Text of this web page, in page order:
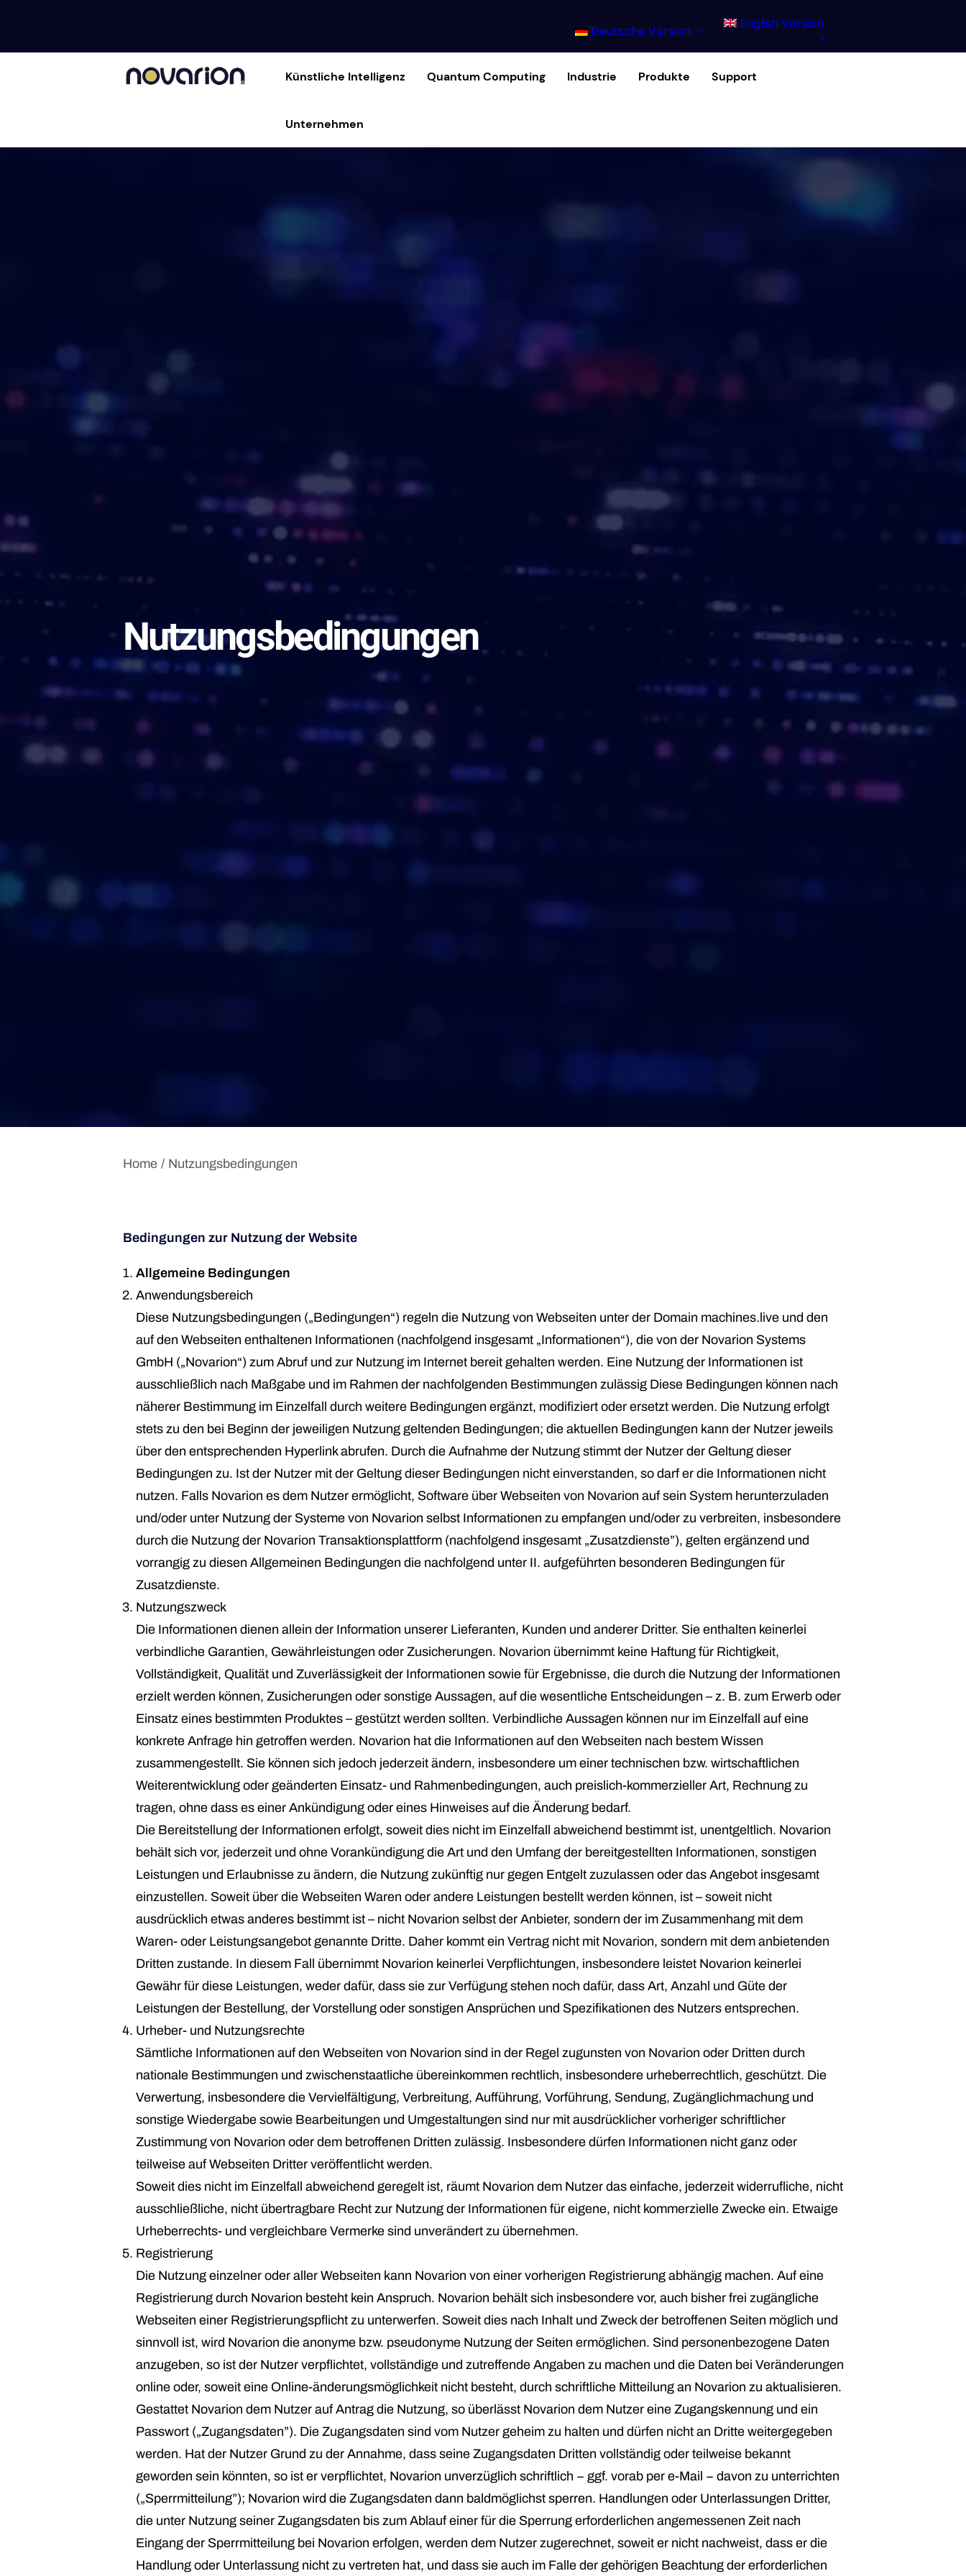
Deutsche Version English Version
Künstliche Intelligenz Quantum Computing Industrie Produkte Support
Unternehmen
Nutzungsbedingungen
Home Nutzungsbedingungen
Bedingungen zur Nutzung der Website
Allgemeine Bedingungen
Anwendungsbereich
Diese Nutzungsbedingungen („Bedingungen“) regeln die Nutzung von Webseiten unter der Domain machines.live und den
auf den Webseiten enthaltenen Informationen (nachfolgend insgesamt „Informationen“), die von der Novarion Systems
GmbH („Novarion“) zum Abruf und zur Nutzung im Internet bereit gehalten werden. Eine Nutzung der Informationen ist
ausschließlich nach Maßgabe und im Rahmen der nachfolgenden Bestimmungen zulässig Diese Bedingungen können nach
näherer Bestimmung im Einzelfall durch weitere Bedingungen ergänzt, modifiziert oder ersetzt werden. Die Nutzung erfolgt
stets zu den bei Beginn der jeweiligen Nutzung geltenden Bedingungen; die aktuellen Bedingungen kann der Nutzer jeweils
über den entsprechenden Hyperlink abrufen. Durch die Aufnahme der Nutzung stimmt der Nutzer der Geltung dieser
Bedingungen zu. Ist der Nutzer mit der Geltung dieser Bedingungen nicht einverstanden, so darf er die Informationen nicht
nutzen. Falls Novarion es dem Nutzer ermöglicht, Software über Webseiten von Novarion auf sein System herunterzuladen
und/oder unter Nutzung der Systeme von Novarion selbst Informationen zu empfangen und/oder zu verbreiten, insbesondere
durch die Nutzung der Novarion Transaktionsplattform (nachfolgend insgesamt „Zusatzdienste”), gelten ergänzend und
vorrangig zu diesen Allgemeinen Bedingungen die nachfolgend unter II. aufgeführten besonderen Bedingungen für
Zusatzdienste.
Nutzungszweck
Die Informationen dienen allein der Information unserer Lieferanten, Kunden und anderer Dritter. Sie enthalten keinerlei
verbindliche Garantien, Gewährleistungen oder Zusicherungen. Novarion übernimmt keine Haftung für Richtigkeit,
Vollständigkeit, Qualität und Zuverlässigkeit der Informationen sowie für Ergebnisse, die durch die Nutzung der Informationen
erzielt werden können, Zusicherungen oder sonstige Aussagen, auf die wesentliche Entscheidungen – z. B. zum Erwerb oder
Einsatz eines bestimmten Produktes – gestützt werden sollten. Verbindliche Aussagen können nur im Einzelfall auf eine
konkrete Anfrage hin getroffen werden. Novarion hat die Informationen auf den Webseiten nach bestem Wissen
zusammengestellt. Sie können sich jedoch jederzeit ändern, insbesondere um einer technischen bzw. wirtschaftlichen
Weiterentwicklung oder geänderten Einsatz- und Rahmenbedingungen, auch preislich-kommerzieller Art, Rechnung zu
tragen, ohne dass es einer Ankündigung oder eines Hinweises auf die Änderung bedarf.
Die Bereitstellung der Informationen erfolgt, soweit dies nicht im Einzelfall abweichend bestimmt ist, unentgeltlich. Novarion
behält sich vor, jederzeit und ohne Vorankündigung die Art und den Umfang der bereitgestellten Informationen, sonstigen
Leistungen und Erlaubnisse zu ändern, die Nutzung zukünftig nur gegen Entgelt zuzulassen oder das Angebot insgesamt
einzustellen. Soweit über die Webseiten Waren oder andere Leistungen bestellt werden können, ist – soweit nicht
ausdrücklich etwas anderes bestimmt ist – nicht Novarion selbst der Anbieter, sondern der im Zusammenhang mit dem
Waren- oder Leistungsangebot genannte Dritte. Daher kommt ein Vertrag nicht mit Novarion, sondern mit dem anbietenden
Dritten zustande. In diesem Fall übernimmt Novarion keinerlei Verpflichtungen, insbesondere leistet Novarion keinerlei
Gewähr für diese Leistungen, weder dafür, dass sie zur Verfügung stehen noch dafür, dass Art, Anzahl und Güte der
Leistungen der Bestellung, der Vorstellung oder sonstigen Ansprüchen und Spezifikationen des Nutzers entsprechen.
Urheber- und Nutzungsrechte
Sämtliche Informationen auf den Webseiten von Novarion sind in der Regel zugunsten von Novarion oder Dritten durch
nationale Bestimmungen und zwischenstaatliche übereinkommen rechtlich, insbesondere urheberrechtlich, geschützt. Die
Verwertung, insbesondere die Vervielfältigung, Verbreitung, Aufführung, Vorführung, Sendung, Zugänglichmachung und
sonstige Wiedergabe sowie Bearbeitungen und Umgestaltungen sind nur mit ausdrücklicher vorheriger schriftlicher
Zustimmung von Novarion oder dem betroffenen Dritten zulässig. Insbesondere dürfen Informationen nicht ganz oder
teilweise auf Webseiten Dritter veröffentlicht werden.
Soweit dies nicht im Einzelfall abweichend geregelt ist, räumt Novarion dem Nutzer das einfache, jederzeit widerrufliche, nicht
ausschließliche, nicht übertragbare Recht zur Nutzung der Informationen für eigene, nicht kommerzielle Zwecke ein. Etwaige
Urheberrechts- und vergleichbare Vermerke sind unverändert zu übernehmen.
Registrierung
Die Nutzung einzelner oder aller Webseiten kann Novarion von einer vorherigen Registrierung abhängig machen. Auf eine
Registrierung durch Novarion besteht kein Anspruch. Novarion behält sich insbesondere vor, auch bisher frei zugängliche
Webseiten einer Registrierungspflicht zu unterwerfen. Soweit dies nach Inhalt und Zweck der betroffenen Seiten möglich und
sinnvoll ist, wird Novarion die anonyme bzw. pseudonyme Nutzung der Seiten ermöglichen. Sind personenbezogene Daten
anzugeben, so ist der Nutzer verpflichtet, vollständige und zutreffende Angaben zu machen und die Daten bei Veränderungen
online oder, soweit eine Online-änderungsmöglichkeit nicht besteht, durch schriftliche Mitteilung an Novarion zu aktualisieren.
Gestattet Novarion dem Nutzer auf Antrag die Nutzung, so überlässt Novarion dem Nutzer eine Zugangskennung und ein
Passwort („Zugangsdaten”). Die Zugangsdaten sind vom Nutzer geheim zu halten und dürfen nicht an Dritte weitergegeben
werden. Hat der Nutzer Grund zu der Annahme, dass seine Zugangsdaten Dritten vollständig oder teilweise bekannt
geworden sein könnten, so ist er verpflichtet, Novarion unverzüglich schriftlich − ggf. vorab per e-Mail − davon zu unterrichten
(„Sperrmitteilung”); Novarion wird die Zugangsdaten dann baldmöglichst sperren. Handlungen oder Unterlassungen Dritter,
die unter Nutzung seiner Zugangsdaten bis zum Ablauf einer für die Sperrung erforderlichen angemessenen Zeit nach
Eingang der Sperrmitteilung bei Novarion erfolgen, werden dem Nutzer zugerechnet, soweit er nicht nachweist, dass er die
Handlung oder Unterlassung nicht zu vertreten hat, und dass sie auch im Falle der gehörigen Beachtung der erforderlichen